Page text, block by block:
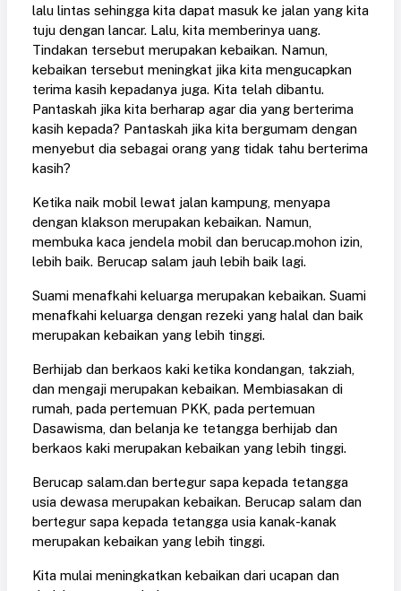
lalu lintas sehingga kita dapat masuk ke jalan yang kita
tuju dengan lancar. Lalu, kita memberinya uang.
Tindakan tersebut merupakan kebaikan. Namun,
kebaikan tersebut meningkat jika kita mengucapkan
terima kasih kepadanya juga. Kita telah dibantu.
Pantaskah jika kita berharap agar dia yang berterima
kasih kepada? Pantaskah jika kita bergumam dengan
menyebut dia sebagai orang yang tidak tahu berterima
kasih?
Ketika naik mobil lewat jalan kampung, menyapa
dengan klakson merupakan kebaikan. Namun,
membuka kaca jendela mobil dan berucap.mohon izin,
lebih baik. Berucap salam jauh lebih baik lagi.
Suami menafkahi keluarga merupakan kebaikan. Suami
menafkahi keluarga dengan rezeki yang halal dan baik
merupakan kebaikan yang lebih tinggi.
Berhijab dan berkaos kaki ketika kondangan, takziah,
dan mengaji merupakan kebaikan. Membiasakan di
rumah, pada pertemuan PKK, pada pertemuan
Dasawisma, dan belanja ke tetangga berhijab dan
berkaos kaki merupakan kebaikan yang lebih tinggi.
Berucap salam.dan bertegur sapa kepada tetangga
usia dewasa merupakan kebaikan. Berucap salam dan
bertegur sapa kepada tetangga usia kanak-kanak
merupakan kebaikan yang lebih tinggi.
Kita mulai meningkatkan kebaikan dari ucapan dan